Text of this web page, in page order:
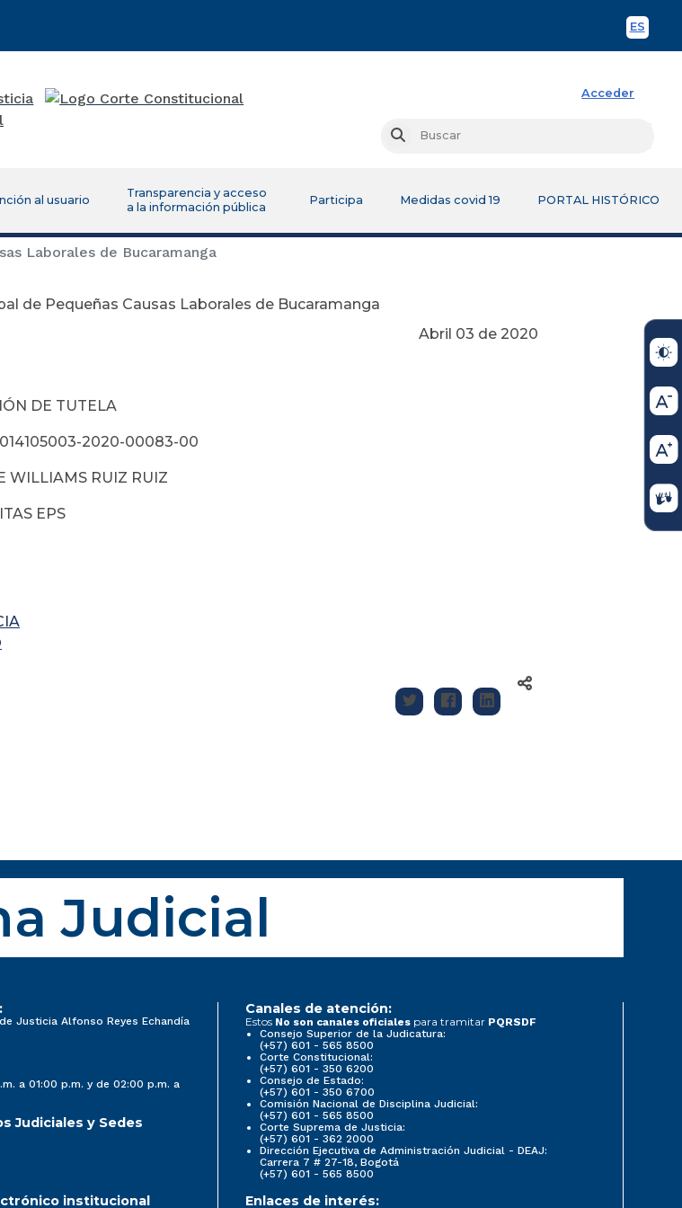
ES
Acceder
Buscar
al usuario
Transparencia y acceso
a la información pública
Participa Medidas covid 19 PORTAL HISTÓRICO
Laborales de Bucaramanga
de Pequeñas Causas Laborales de Bucaramanga
Abril 03 de 2020
DE TUTELA
2020-00083-00
RUIZ RUIZ
EPS
Judicial
Justicia Alfonso Reyes Echandía
a 01:00 p.m. y de 02:00 p.m. a
Judiciales y Sedes
Canales de atención:
Estos No son canales oficiales para tramitar PQRSDF
Consejo Superior de la Judicatura:
(+57) 601 - 565 8500
Corte Constitucional:
(+57) 601 - 350 6200
Consejo de Estado:
(+57) 601 - 350 6700
Comisión Nacional de Disciplina Judicial:
(+57) 601 - 565 8500
Corte Suprema de Justicia:
(+57) 601 - 362 2000
Dirección Ejecutiva de Administración Judicial - DEAJ:
Carrera 7 # 27-18, Bogotá
(+57) 601 - 565 8500
institucional Enlaces de interés: